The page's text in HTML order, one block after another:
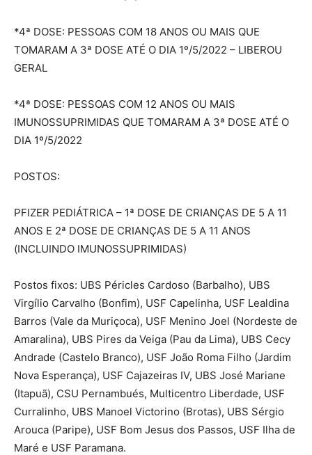
*4ª DOSE: PESSOAS COM 18 ANOS OU MAIS QUE
TOMARAM A 3ª DOSE ATÉ O DIA 1º/5/2022 – LIBEROU
GERAL
*4ª DOSE: PESSOAS COM 12 ANOS OU MAIS
IMUNOSSUPRIMIDAS QUE TOMARAM A 3ª DOSE ATÉ O
DIA 1º/5/2022
POSTOS:
PFIZER PEDIÁTRICA – 1ª DOSE DE CRIANÇAS DE 5 A 11
ANOS E 2ª DOSE DE CRIANÇAS DE 5 A 11 ANOS
(INCLUINDO IMUNOSSUPRIMIDAS)
Postos fixos: UBS Péricles Cardoso (Barbalho), UBS
Virgílio Carvalho (Bonfim), USF Capelinha, USF Lealdina
Barros (Vale da Muriçoca), USF Menino Joel (Nordeste de
Amaralina), UBS Pires da Veiga (Pau da Lima), UBS Cecy
Andrade (Castelo Branco), USF João Roma Filho (Jardim
Nova Esperança), USF Cajazeiras IV, UBS José Mariane
(Itapuã), CSU Pernambués, Multicentro Liberdade, USF
Curralinho, UBS Manoel Victorino (Brotas), UBS Sérgio
Arouca (Paripe), USF Bom Jesus dos Passos, USF Ilha de
Maré e USF Paramana.